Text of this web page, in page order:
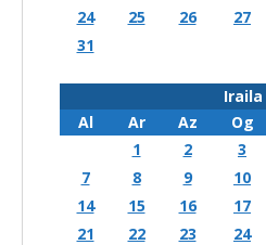
24
25 26 27
31
Iraila
Al
Ar Az Og
1
2 3
7
8 9 10
14
15 16 17
21
22 23 24